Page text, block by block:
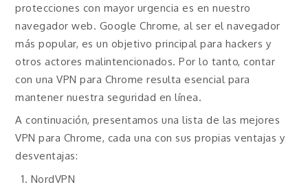
protecciones con mayor urgencia es en nuestro
navegador web. Google Chrome, al ser el navegador
más popular, es un objetivo principal para hackers y
otros actores malintencionados. Por lo tanto, contar
con una VPN para Chrome resulta esencial para
mantener nuestra seguridad en línea.
A continuación, presentamos una lista de las mejores
VPN para Chrome, cada una con sus propias ventajas y
desventajas:
NordVPN